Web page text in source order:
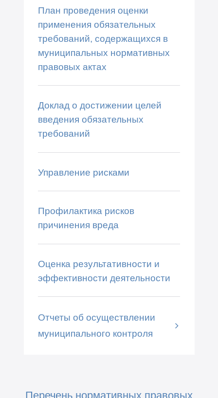
План проведения оценки
применения обязательных
требований, содержащихся в
муниципальных нормативных
правовых актах
Доклад о достижении целей
введения обязательных
требований
Управление рисками
Профилактика рисков
причинения вреда
Оценка результативности и
эффективности деятельности
Отчеты об осуществлении
муниципального контроля
Перечень нормативных правовых